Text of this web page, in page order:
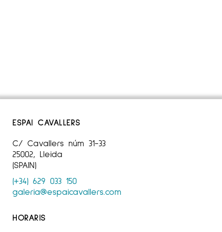
ESPAI CAVALLERS
C/ Cavallers núm 31-33
25002, Lleida
(SPAIN)
(+34) 629 033 150
galeria@espaicavallers.com
HORARIS